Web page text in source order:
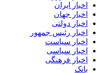
اخبار ایران
اخبار جهان
اخبار دولتی
اخبار رئیس جمهور
اخبار سیاست
اخبار سیاسی
اخبار فرهنگی
بانک